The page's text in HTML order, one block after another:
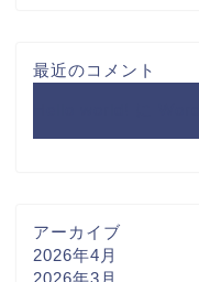
最近のコメント
アーカイブ
2026年4月
2026年3月